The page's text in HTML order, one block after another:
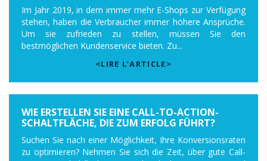
Im Jahr 2019, in dem immer mehr E-Shops zur Verfügung
stehen, haben die Verbraucher immer höhere Ansprüche.
Um sie zufrieden zu stellen, müssen Sie den
bestmöglichen Kundenservice bieten. Zu...
<LIRE L’ARTICLE>
WIE ERSTELLEN SIE EINE CALL-TO-ACTION-
SCHALTFLÄCHE, DIE ZUM ERFOLG FÜHRT?
Suchen Sie nach einer Möglichkeit, Ihre Konversionsraten
zu optimieren? Nehmen Sie sich die Zeit, über gute Call-